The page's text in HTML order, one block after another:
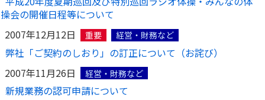
ログイン
ご契約内容の確認
保険の探し方のポイント
保険かんたん診断
これからのライフイベントでかかる費用とは？
子育て
ライフプラン
財務情報
株主・投資家のみなさまへ
日本郵政グループとしての取り組み
CM・オウンドメディア／ソーシャルメディア
採用情報
English
操会の開催日程等について
2007年12月12日
重要 経営・財務など
弊社「ご契約のしおり」の訂正について（お詫び）
2007年11月26日
経営・財務など
新規業務の認可申請について